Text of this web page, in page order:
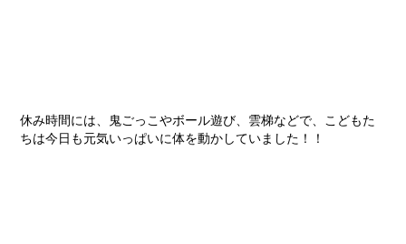
休み時間には、鬼ごっこやボール遊び、雲梯などで、こどもた
ちは今日も元気いっぱいに体を動かしていました！！